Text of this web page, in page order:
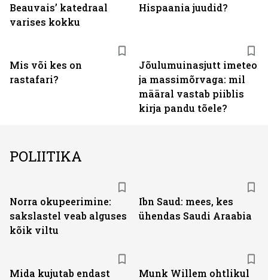
Beauvais’ katedraal
varises kokku
Hispaania juudid?
Mis või kes on
rastafari?
Jõulumuinasjutt imeteo
ja massimõrvaga: mil
määral vastab piiblis
kirja pandu tõele?
POLIITIKA
Norra okupeerimine:
sakslastel veab alguses
kõik viltu
Ibn Saud: mees, kes
ühendas Saudi Araabia
Mida kujutab endast
Munk Willem ohtlikul